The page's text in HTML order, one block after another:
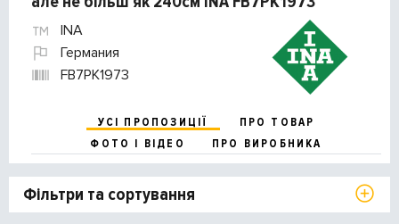
INA
Германия
FB7PK1973
УСІ ПРОПОЗИЦІЇ
ПРО ТОВАР
ФОТО І ВІДЕО
ПРО ВИРОБНИКА
Фільтри та сортування